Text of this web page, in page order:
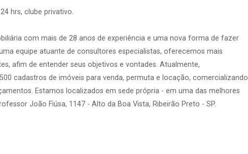
hrs, clube privativo.
com mais de 28 anos de experiência e uma nova forma de fazer
equipe atuante de consultores especialistas, oferecemos mais
afim de entender seus objetivos e vontades. Atualmente,
cadastros de imóveis para venda, permuta e locação, comercializando
Estamos localizados em sede própria - em uma das melhores
João Fiúsa, 1147 - Alto da Boa Vista, Ribeirão Preto - SP.